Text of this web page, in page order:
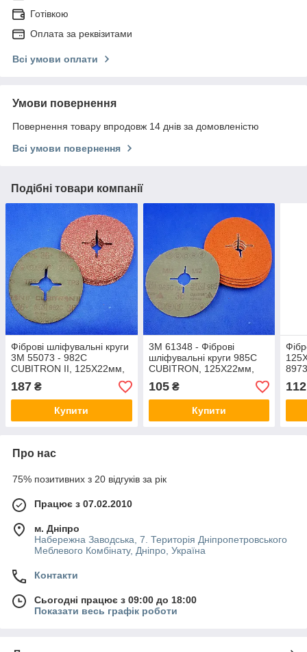
Готівкою
Оплата за реквізитами
Всі умови оплати
Умови повернення
Повернення товару впродовж 14 днів за домовленістю
Всі умови повернення
Подібні товари компанії
Фіброві шліфувальні круги
3M 55073 - 982С
CUBITRON II, 125Х22мм,
P36+
187 ₴
Купити
3M 61348 - Фіброві
шліфувальні круги 985C
CUBITRON, 125Х22мм,
P36, для виробів з
нержавіючої сталі
105₴
Купити
Про нас
75% позитивних з 20 відгуків за рік
Працює з 07.02.2010
м. Дніпро
Набережна Заводська, 7. Територія Дніпропетровського
Меблевого Комбінату, Дніпро, Україна
Контакти
Сьогодні працює з 09:00 до 18:00
Показати весь графік роботи